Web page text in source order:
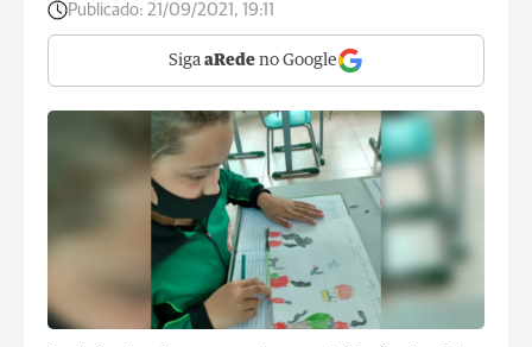
Publicado: 21/09/2021, 19:11
Siga aRede no Google